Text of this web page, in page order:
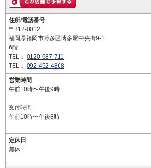
住所/電話番号
〒812-0012
福岡県福岡市博多区博多駅中央街9-1
6階
TEL： 0120-687-711
TEL： 092-452-4868
営業時間
午前10時〜午後9時
受付時間
午前10時〜午後8時
定休日
無休